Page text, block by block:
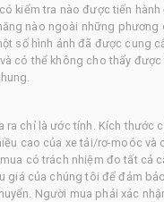
kiểm tra nào được tiến hành
nào ngoài những phương
số hình ảnh đã được cung
có thể không cho thấy
ra chỉ là ước tính. Kích thước
cao của xe tải/rơ-moóc và
có trách nhiệm đo tất cả
giá của chúng tôi để đảm
Người mua phải xác